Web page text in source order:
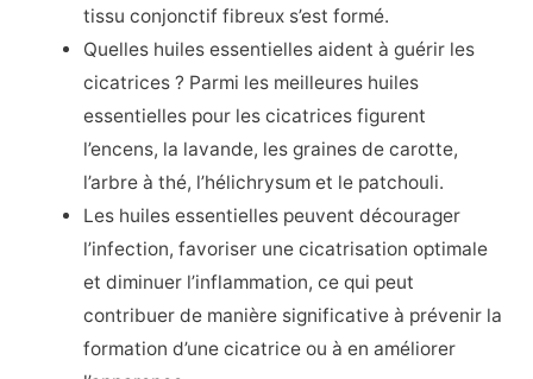
tissu conjonctif fibreux s’est formé.
Quelles huiles essentielles aident à guérir les
cicatrices ? Parmi les meilleures huiles
essentielles pour les cicatrices figurent
l’encens, la lavande, les graines de carotte,
l’arbre à thé, l’hélichrysum et le patchouli.
Les huiles essentielles peuvent décourager
l’infection, favoriser une cicatrisation optimale
et diminuer l’inflammation, ce qui peut
contribuer de manière significative à prévenir la
formation d’une cicatrice ou à en améliorer